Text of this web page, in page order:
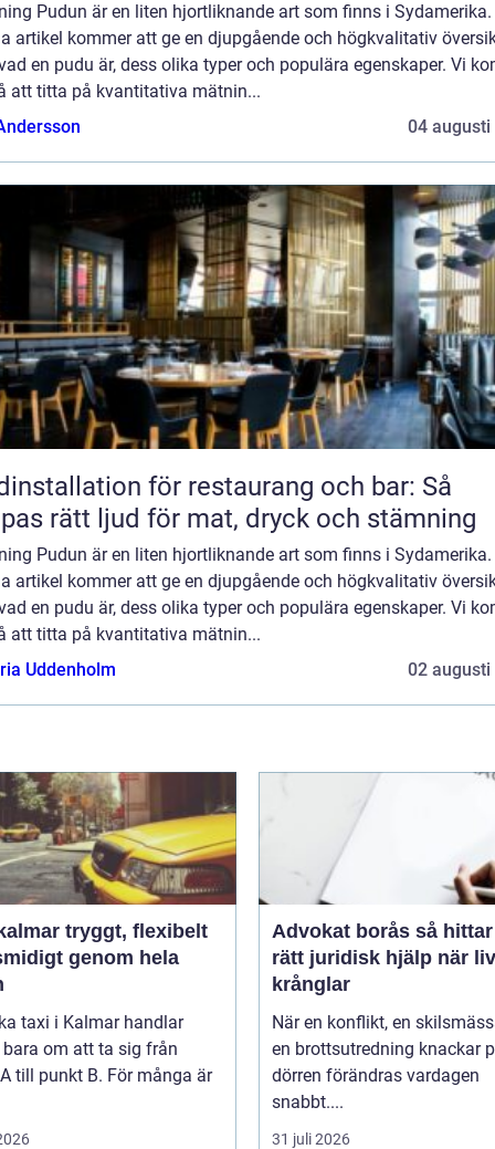
Pudun är en liten hjortliknande art som finns i Sydamerika.
artikel kommer att ge en djupgående och högkvalitativ
en pudu är, dess olika typer och populära egenskaper. Vi
att titta på kvantitativa mätnin...
04 augusti
för restaurang och bar: Så
rätt ljud för mat, dryck och stämning
Pudun är en liten hjortliknande art som finns i Sydamerika.
artikel kommer att ge en djupgående och högkvalitativ
en pudu är, dess olika typer och populära egenskaper. Vi
att titta på kvantitativa mätnin...
Uddenholm
02 augusti
flexibelt
genom hela
taxi i Kalmar handlar
om att ta sig från
till punkt B. För många är
Advokat borås så hittar du
rätt juridisk hjälp när
krånglar
När en konflikt, en
en brottsutredning knackar
dörren förändras vardagen
snabbt....
31 juli 2026